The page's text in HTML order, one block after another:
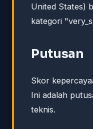
United States)
kategori
Putusan
Skor
Ini adalah
teknis.